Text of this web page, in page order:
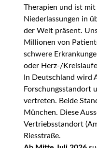
Therapien und ist
Niederlassungen in
der Welt präsent.
Millionen von
schwere
oder Herz-/
In Deutschland wird
Forschungsstandort
vertreten. Beide
München. Diese
Vertriebsstandort
Riesstraße.